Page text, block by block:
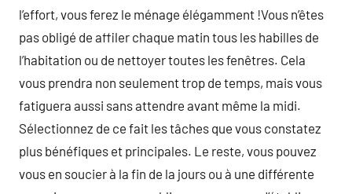
l’effort, vous ferez le ménage élégamment !Vous n’êtes
pas obligé de affiler chaque matin tous les habilles de
l’habitation ou de nettoyer toutes les fenêtres. Cela
vous prendra non seulement trop de temps, mais vous
fatiguera aussi sans attendre avant même la midi.
Sélectionnez de ce fait les tâches que vous constatez
plus bénéfiques et principales. Le reste, vous pouvez
vous en soucier à la fin de la jours ou à une différente